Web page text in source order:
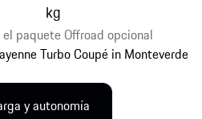
paquete Offroad opcional
kg
y autonomía